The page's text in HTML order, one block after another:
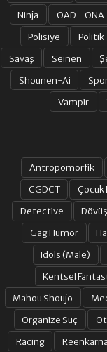
Ninja OAD - ONA
Polisiye
Politik
Savaş
Seinen
Shounen-Ai
Vampir
Antropomorfik
CGDCT
Çocuk
Detective
Gag Humor
Idols (Male)
Kentsel
Mahou Shoujo
Organize Suç
Racing